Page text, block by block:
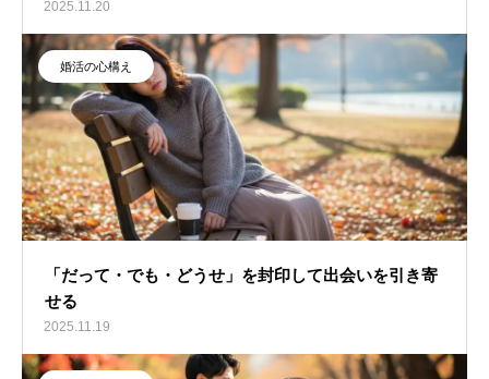
2025.11.20
婚活の心構え
「だって・でも・どうせ」を封印して出会いを引き寄
せる
2025.11.19